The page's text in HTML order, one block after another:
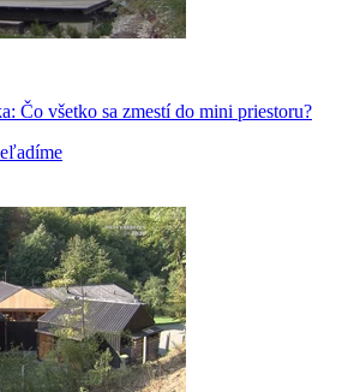
Čo všetko sa zmestí do mini priestoru?